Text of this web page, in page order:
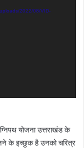
2022/08/VID-
योजना उत्तराखंड के
के इच्छुक है उनको चरित्र